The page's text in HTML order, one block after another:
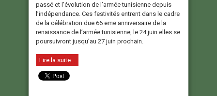
passé et l’évolution de l’armée tunisienne depuis
l’indépendance. Ces festivités entrent dans le cadre
de la célébration due 66 eme anniversaire de la
renaissance de l’armée tunisienne, le 24 juin elles se
poursuivront jusqu’au 27 juin prochain.
Lire la suite...